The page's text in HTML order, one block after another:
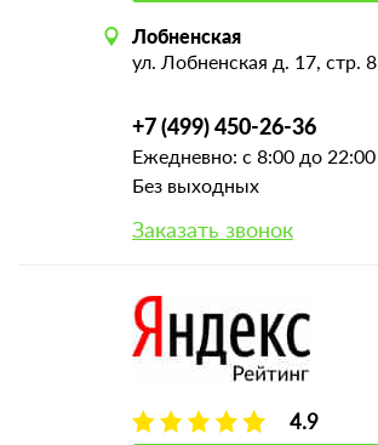
Лобненская
ул. Лобненская д. 17, стр. 8
+7 (499) 450-26-36
Ежедневно: с 8:00 до 22:00
Без выходных
Заказать звонок
4.9